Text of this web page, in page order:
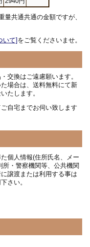
量共通共通の金額ですが、
いて] をご覧くださいませ。
交換はご遠慮願います。
場合は、送料無料にて新
たします。
自宅までお伺い致します
個人情報(住所氏名、メー
所・警察機関等、公共機関
譲渡または利用する事は
さい。